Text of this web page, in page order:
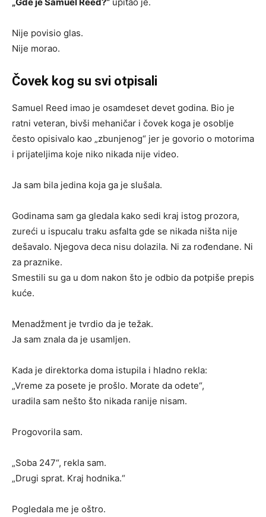
Nije povisio glas.
Nije morao.
Čovek kog su svi otpisali
Samuel Reed imao je osamdeset devet godina. Bio je
ratni veteran, bivši mehaničar i čovek koga je osoblje
često opisivalo kao „zbunjenog“ jer je govorio o motorima
i prijateljima koje niko nikada nije video.
Ja sam bila jedina koja ga je slušala.
Godinama sam ga gledala kako sedi kraj istog prozora,
zureći u ispucalu traku asfalta gde se nikada ništa nije
dešavalo. Njegova deca nisu dolazila. Ni za rođendane. Ni
za praznike.
Smestili su ga u dom nakon što je odbio da potpiše prepis
kuće.
Menadžment je tvrdio da je težak.
Ja sam znala da je usamljen.
Kada je direktorka doma istupila i hladno rekla:
„Vreme za posete je prošlo. Morate da odete“,
uradila sam nešto što nikada ranije nisam.
Progovorila sam.
„Soba 247“, rekla sam.
„Drugi sprat. Kraj hodnika.“
Pogledala me je oštro.